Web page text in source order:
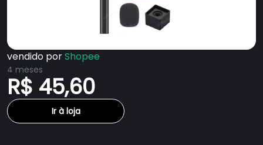
vendido porShopee
4 meses
R$ 45,60
Ir à loja